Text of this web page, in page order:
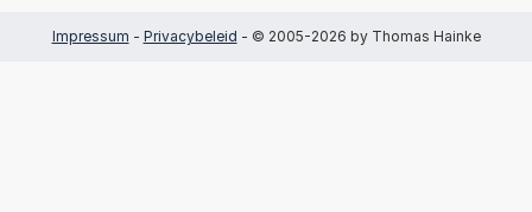
Impressum - Privacybeleid - © 2005-2026 by Thomas Hainke